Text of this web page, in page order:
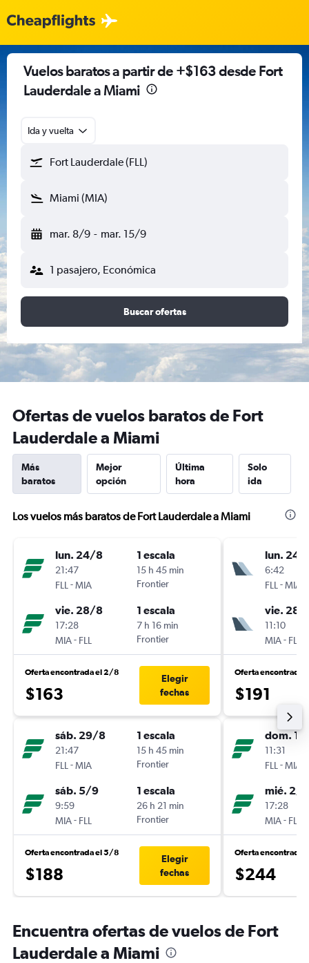
Vuelos baratos a partir de +$163 desde Fort
Lauderdale a Miami
Ida y vuelta
Fort Lauderdale (FLL)
Miami (MIA)
mar. 8/9 - mar. 15/9
1 pasajero, Económica
Buscar ofertas
Ofertas de vuelos baratos de Fort
Lauderdale a Miami
Más
baratos
Mejor
opción
Última
hora
Solo
ida
Los vuelos más baratos de Fort Lauderdale a Miami
lun. 24/8
21:47
FLL -MIA
1 escala
15 h 45 min
Frontier
vie. 28/8
17:28
MIA- FLL
1 escala
7 h 16 min
Frontier
Oferta encontrada el 2/8
$163
Elegir
fechas
sáb. 29/8
21:47
FLL -MIA
1 escala
15 h 45 min
Frontier
sáb. 5/9
9:59
MIA- FLL
1 escala
26 h 21 min
Frontier
Oferta encontrada el 5/8
$188
Elegir
fechas
lun. 24/
6:42
FLL -MIA
vie. 28/
11:10
MIA- FLL
Oferta encontrada
$191
dom.
11:31
FLL -MIA
mié. 2/9
17:28
MIA- FLL
Oferta encontrada
$244
Encuentra ofertas de vuelos de Fort
Lauderdale a Miami